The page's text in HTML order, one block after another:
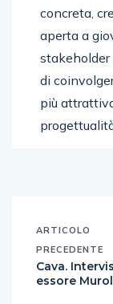
concreta,
aperta a
stakeholder
di
più
ARTICOLO
PRECEDENTE
Cava.
essore